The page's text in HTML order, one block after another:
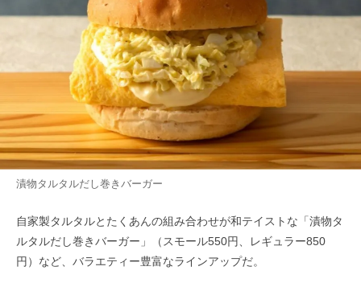
漬物タルタルだし巻きバーガー
自家製タルタルとたくあんの組み合わせが和テイストな「漬物タ
ルタルだし巻きバーガー」（スモール550円、レギュラー850
円）など、バラエティー豊富なラインアップだ。